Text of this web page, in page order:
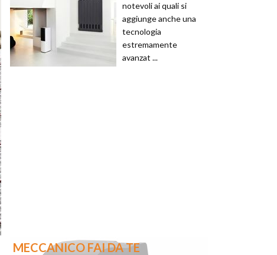
notevoli ai quali si
aggiunge anche una
tecnologia
estremamente
avanzat ...
MECCANICO FAI DA TE